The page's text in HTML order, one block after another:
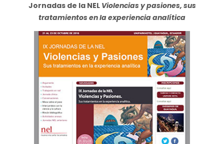
Jornadas de la NEL Violencias y pasiones, sus
tratamientos en la experiencia analítica